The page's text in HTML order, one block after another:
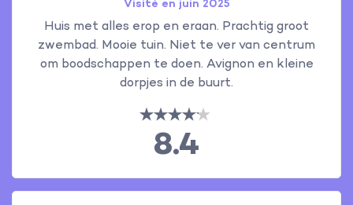
Visité en juin 2025
Huis met alles erop en eraan. Prachtig groot
zwembad. Mooie tuin. Niet te ver van centrum
om boodschappen te doen. Avignon en kleine
dorpjes in de buurt.
8.4